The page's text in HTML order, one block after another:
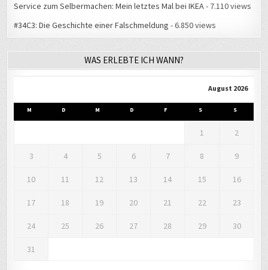
Service zum Selbermachen: Mein letztes Mal bei IKEA- 7.110 views
#34C3: Die Geschichte einer Falschmeldung - 6.850 views
WAS ERLEBTE ICH WANN?
August 2026
M D M D F S S
1 2
3 4 5 6 7 8 9
10 11 12 13 14 15 16
17 18 19 20 21 22 23
24 25 26 27 28 29 30
31